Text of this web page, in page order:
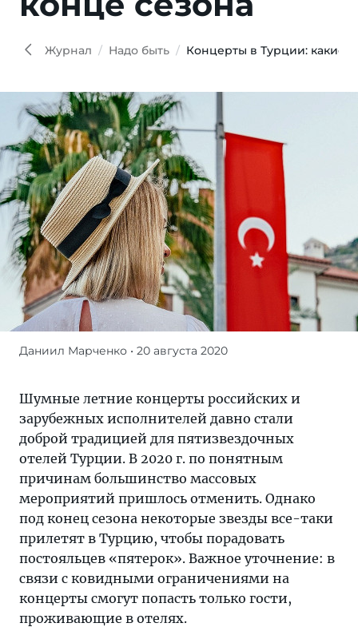
Журнал Надо быть Концерты в Турции: какие
Шумные
концерты
российских
и
зарубежных
исполнителей
давно
стали
доброй
традицией
для
пятизвездочных
отелей
Даниил Марченко • 20 августа 2020
Шумные летние концерты российских и
зарубежных исполнителей давно стали
доброй традицией для пятизвездочных
отелей Турции. В 2020 г. по понятным
причинам большинство массовых
мероприятий пришлось отменить. Однако
под конец сезона некоторые звезды все-таки
прилетят в Турцию, чтобы порадовать
постояльцев «пятерок». Важное уточнение: в
связи с ковидными ограничениями на
концерты смогут попасть только гости,
проживающие в отелях.